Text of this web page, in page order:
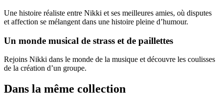
Une histoire réaliste entre Nikki et ses meilleures amies, où disputes
et affection se mélangent dans une histoire pleine d’humour.
Un monde musical de strass et de paillettes
Rejoins Nikki dans le monde de la musique et découvre les coulisses
de la création d’un groupe.
Dans la même collection